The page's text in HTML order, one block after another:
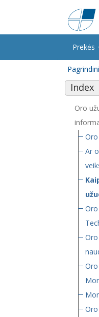
Prekės
Index
Oro
Ar